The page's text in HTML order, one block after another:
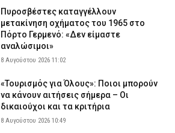
Πυροσβέστες καταγγέλλουν
μετακίνηση οχήματος του 1965 στο
Πόρτο Γερμενό: «Δεν είμαστε
αναλώσιμοι»
8 Αυγούστου 2026 11:02
«Τουρισμός για Όλους»: Ποιοι μπορούν
να κάνουν αιτήσεις σήμερα – Οι
δικαιούχοι και τα κριτήρια
8 Αυγούστου 2026 10:49